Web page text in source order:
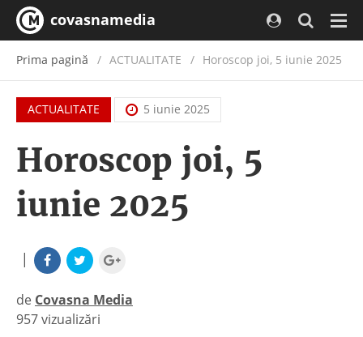
covasnamedia
Prima pagină ACTUALITATE / Horoscop joi, 5 iunie 2025
ACTUALITATE 5 iunie 2025
Horoscop joi, 5
iunie 2025
|
de Covasna Media
|
957 vizualizări